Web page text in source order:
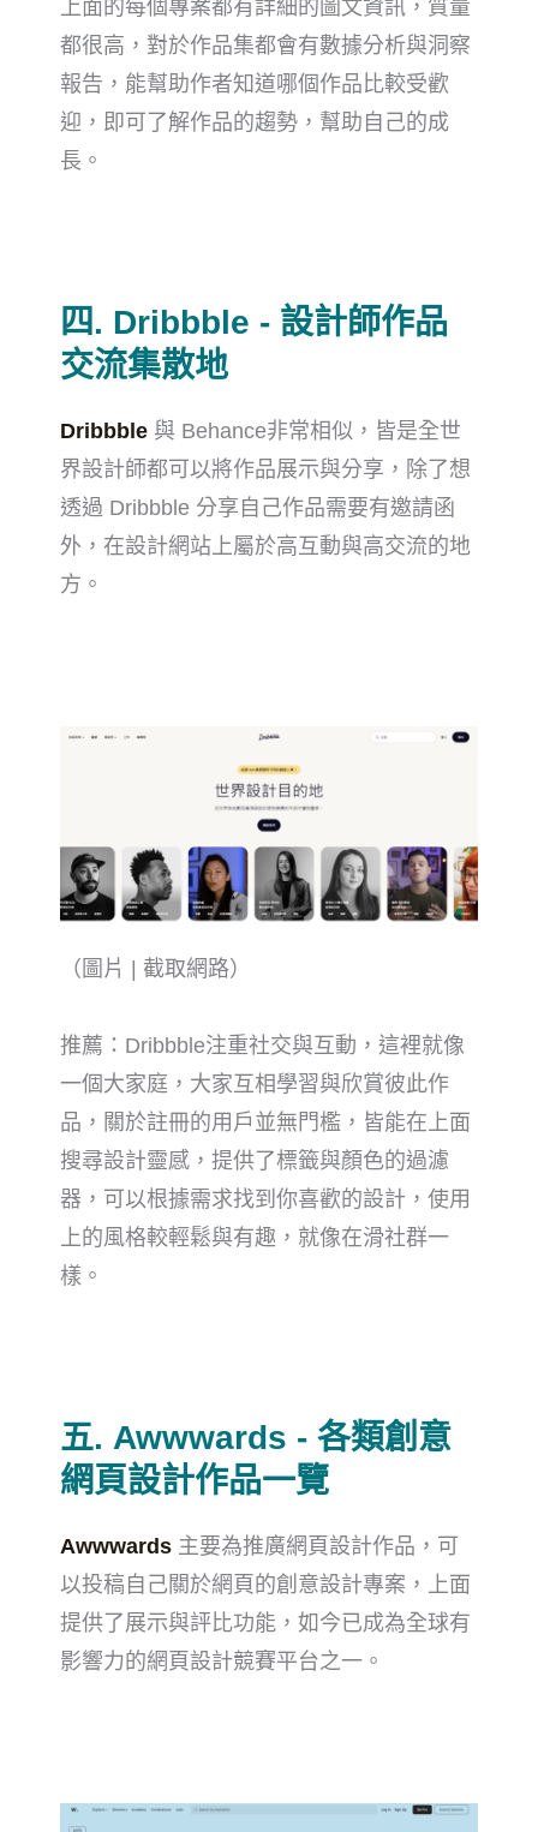
上面的每個專案都有詳細的圖文資訊，質量
都很高，對於作品集都會有數據分析與洞察
報告，能幫助作者知道哪個作品比較受歡
迎，即可了解作品的趨勢，幫助自己的成
長。
四. Dribbble - 設計師作品
交流集散地
Dribbble 與 Behance非常相似，皆是全世
界設計師都可以將作品展示與分享，除了想
透過 Dribbble 分享自己作品需要有邀請函
外，在設計網站上屬於高互動與高交流的地
方。
（圖片 | 截取網路）
推薦：Dribbble注重社交與互動，這裡就像
一個大家庭，大家互相學習與欣賞彼此作
品，關於註冊的用戶並無門檻，皆能在上面
搜尋設計靈感，提供了標籤與顏色的過濾
器，可以根據需求找到你喜歡的設計，使用
上的風格較輕鬆與有趣，就像在滑社群一
樣。
五. Awwwards - 各類創意
網頁設計作品一覽
Awwwards 主要為推廣網頁設計作品，可
以投稿自己關於網頁的創意設計專案，上面
提供了展示與評比功能，如今已成為全球有
影響力的網頁設計競賽平台之一。